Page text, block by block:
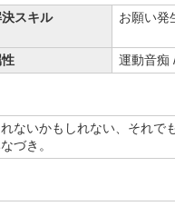
スキル お願い発
性
運動音痴
ないかもしれない、それで
づき。